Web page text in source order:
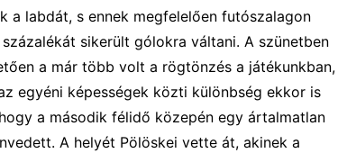
a labdát, s ennek megfelelően futószalagon
sikerült gólokra váltani. A szünetben
a már több volt a rögtönzés a játékunkban,
egyéni képességek közti különbség ekkor is
a második félidő közepén egy ártalmatlan
A helyét Pölöskei vette át, akinek a